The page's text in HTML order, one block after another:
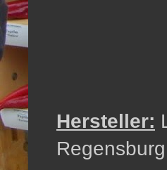
Hersteller:
Regensburg